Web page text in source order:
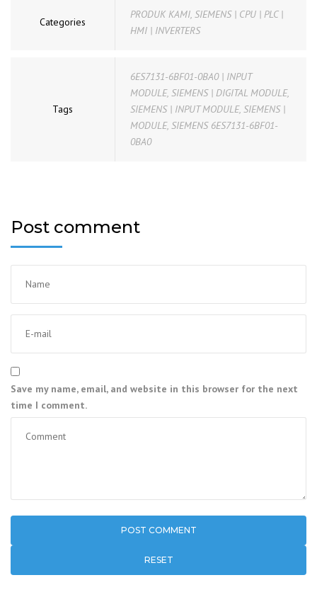
Categories
PRODUK KAMI, SIEMENS | CPU | PLC |
HMI | INVERTERS
Tags
6ES7131-6BF01-0BA0 | INPUT
MODULE, SIEMENS | DIGITAL MODULE,
SIEMENS | INPUT MODULE, SIEMENS |
MODULE, SIEMENS 6ES7131-6BF01-
0BA0
Post comment
Save my name, email, and website in this browser for the next
time I comment.
RESET